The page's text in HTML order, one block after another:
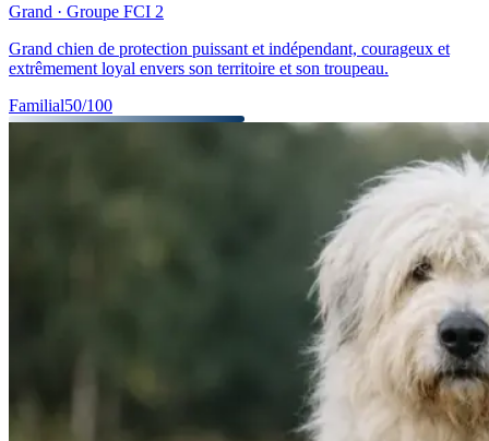
Grand · Groupe FCI 2
Grand chien de protection puissant et indépendant, courageux et
extrêmement loyal envers son territoire et son troupeau.
Familial50/100